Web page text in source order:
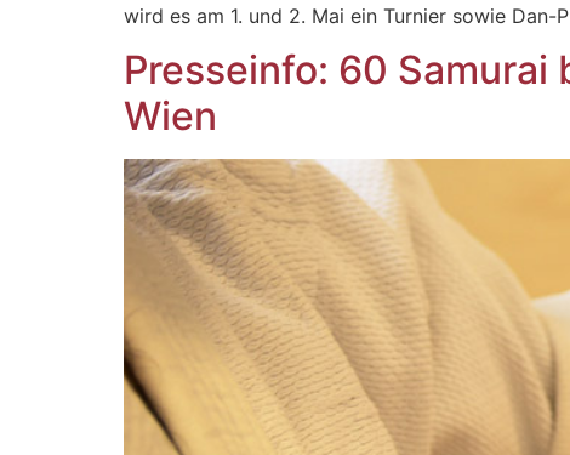
wird es am 1. und 2. Mai ein Turnier sowie
Presseinfo: 60
Wien